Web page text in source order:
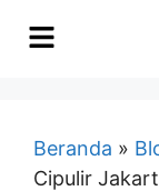
Beranda »
Cipulir